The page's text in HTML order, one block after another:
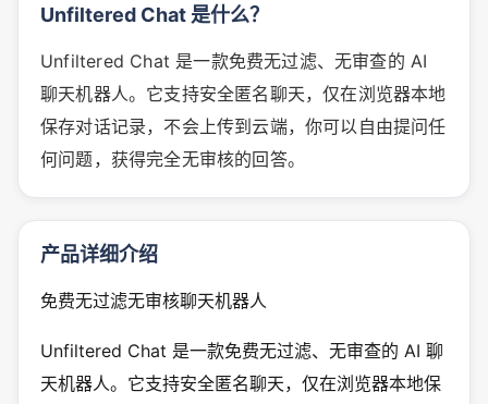
Unfiltered Chat 是什么？
Unfiltered Chat 是一款免费无过滤、无审查的 AI
聊天机器人。它支持安全匿名聊天，仅在浏览器本地
保存对话记录，不会上传到云端，你可以自由提问任
何问题，获得完全无审核的回答。
产品详细介绍
免费无过滤无审核聊天机器人
Unfiltered Chat 是一款免费无过滤、无审查的 AI 聊
天机器人。它支持安全匿名聊天，仅在浏览器本地保